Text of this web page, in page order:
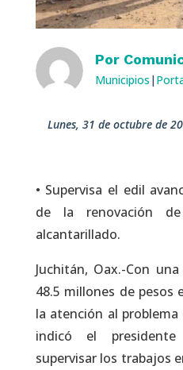
Por
Municipios |
lunes, 31 de octubre de
• Supervisa el edil
de la renovación
alcantarillado.
Juchitán, Oax.-Con
48.5 millones de pesos
la atención al
indicó el
supervisar los trabajos